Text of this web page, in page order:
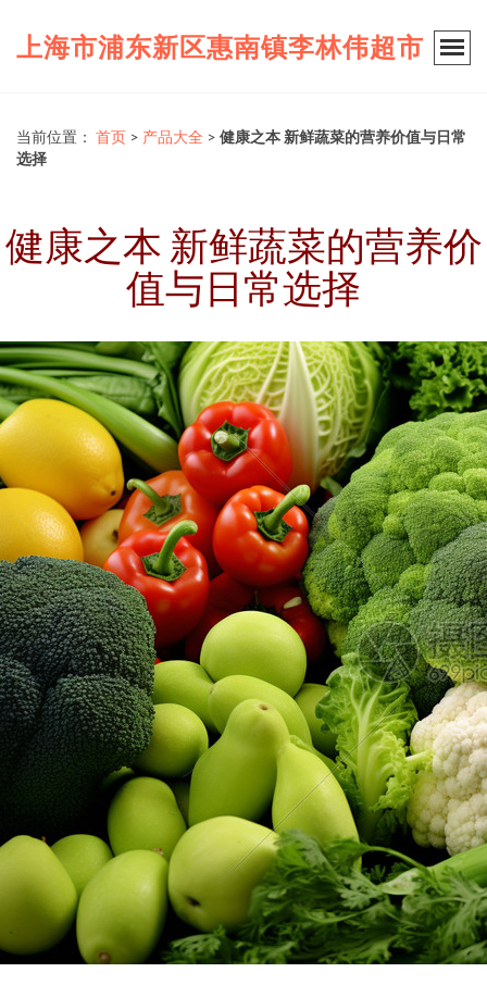
上海市浦东新区惠南镇李林伟超市
当前位置： 首页 > 产品大全 > 健康之本 新鲜蔬菜的营养价值与日常
选择
健康之本 新鲜蔬菜的营养价
值与日常选择